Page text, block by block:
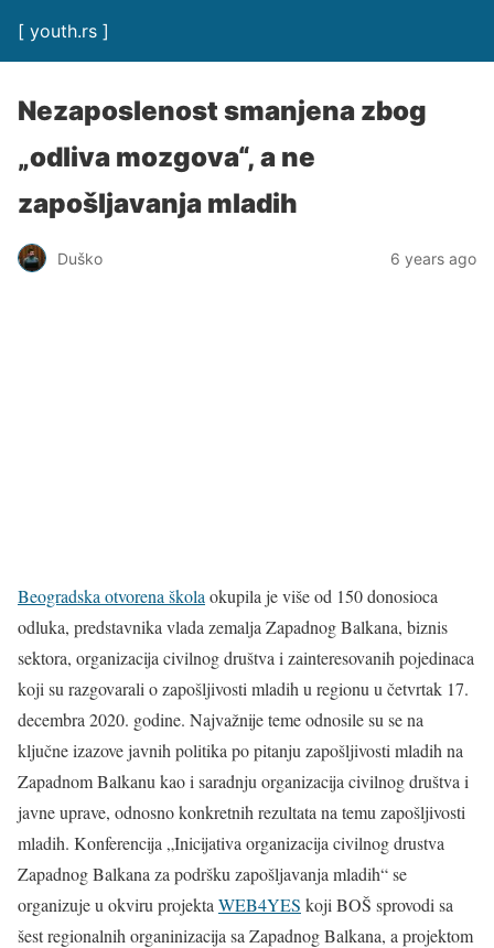
[ youth.rs ]
Nezaposlenost smanjena zbog
„odliva mozgova“, a ne
zapošljavanja mladih
Duško 6 years ago
Beogradska otvorena škola okupila je više od 150 donosioca
odluka, predstavnika vlada zemalja Zapadnog Balkana, biznis
sektora, organizacija civilnog društva i zainteresovanih pojedinaca
koji su razgovarali o zapošljivosti mladih u regionu u četvrtak 17.
decembra 2020. godine. Najvažnije teme odnosile su se na
ključne izazove javnih politika po pitanju zapošljivosti mladih na
Zapadnom Balkanu kao i saradnju organizacija civilnog društva i
javne uprave, odnosno konkretnih rezultata na temu zapošljivosti
mladih. Konferencija „Inicijativa organizacija civilnog drustva
Zapadnog Balkana za podršku zapošljavanja mladih“ se
organizuje u okviru projekta WEB4YES koji BOŠ sprovodi sa
šest regionalnih organinizacija sa Zapadnog Balkana, a projektom